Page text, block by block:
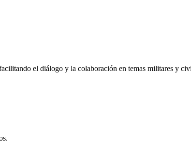
el diálogo y la colaboración en temas militares y